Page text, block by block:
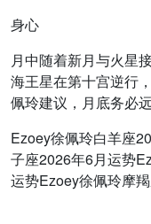
身心
月中随着新月与火星
海王星在第十宫逆行
佩玲建议，月底务必
Ezoey徐佩玲白羊座
子座2026年6月运势
运势Ezoey徐佩玲摩